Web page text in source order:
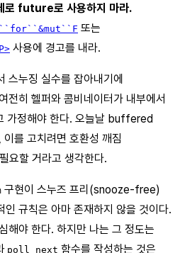
로 future로 사용하지 마라.
또는
사용에 경고를 내라.
스누징 실수를 잡아내기에
전히 헬퍼와 콤비네이터가 내부에서
가정해야 한다. 오늘날 buffered
를 고치려면 호환성 깨짐
할 거라고 생각한다.
구현이 스누즈 프리(snooze-free)
인 규칙은 아마 존재하지 않을 것이다.
해야 한다. 하지만 나는 그 정도는
poll_next 함수를 작성하는 것은